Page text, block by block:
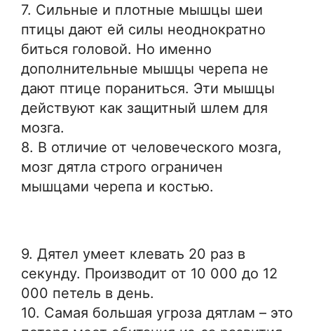
7. Сильные и плотные мышцы шеи
птицы дают ей силы неоднократно
биться головой. Но именно
дополнительные мышцы черепа не
дают птице пораниться. Эти мышцы
действуют как защитный шлем для
мозга.
8. В отличие от человеческого мозга,
мозг дятла строго ограничен
мышцами черепа и костью.
9. Дятел умеет клевать 20 раз в
секунду. Производит от 10 000 до 12
000 петель в день.
10. Самая большая угроза дятлам – это